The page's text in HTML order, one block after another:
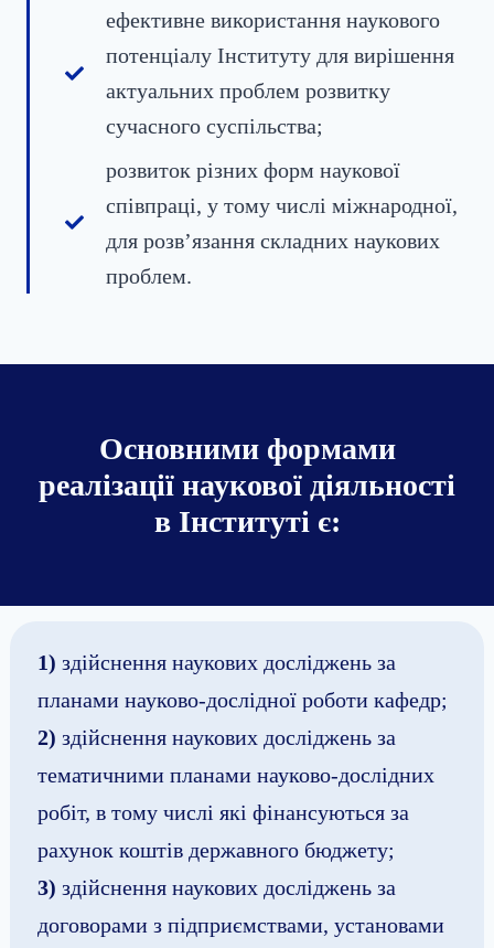
ефективне використання наукового
потенціалу Інституту для вирішення
актуальних проблем розвитку
сучасного суспільства;
розвиток різних форм наукової
співпраці, у тому числі міжнародної,
для розв’язання складних наукових
проблем.
Основними формами
реалізації наукової діяльності
в Інституті є:
1) здійснення наукових досліджень за
планами науково-дослідної роботи кафедр;
2) здійснення наукових досліджень за
тематичними планами науково-дослідних
робіт, в тому числі які фінансуються за
рахунок коштів державного бюджету;
3) здійснення наукових досліджень за
договорами з підприємствами, установами